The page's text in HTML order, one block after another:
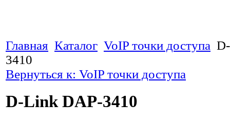
Главная Каталог VoIP точки доступа
3410
Вернуться к: VoIP точки доступа
D-Link DAP-3410